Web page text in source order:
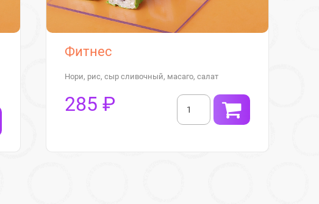
Фитнес
Нори, рис, сыр сливочный, масаго, салат
285 ₽